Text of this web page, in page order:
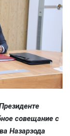
совещание с
Назарзода